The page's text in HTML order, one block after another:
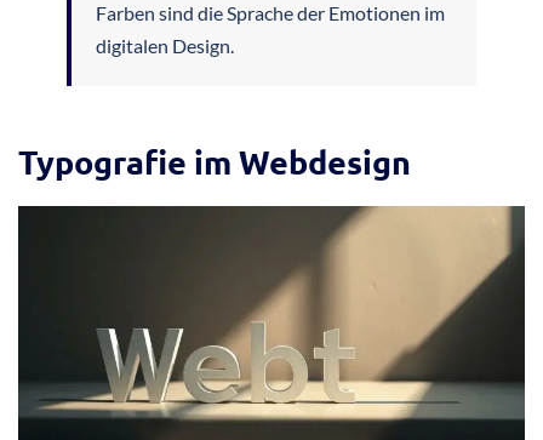
Farben sind die Sprache der Emotionen im
digitalen Design.
Typografie im Webdesign